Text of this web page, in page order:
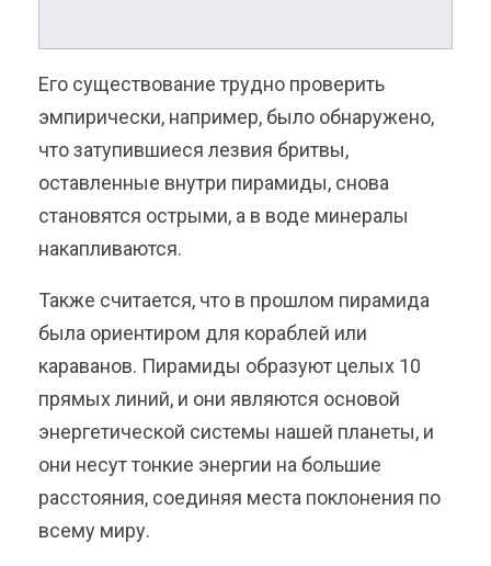
Его существование трудно проверить
эмпирически, например, было обнаружено,
что затупившиеся лезвия бритвы,
оставленные внутри пирамиды, снова
становятся острыми, а в воде минералы
накапливаются.
Также считается, что в прошлом пирамида
была ориентиром для кораблей или
караванов. Пирамиды образуют целых 10
прямых линий, и они являются основой
энергетической системы нашей планеты, и
они несут тонкие энергии на большие
расстояния, соединяя места поклонения по
всему миру.